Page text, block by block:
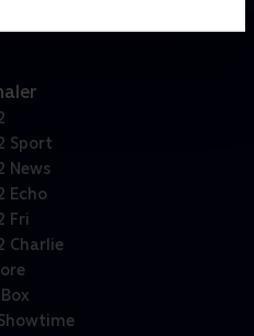
Sport
News
Echo
Fri
Charlie